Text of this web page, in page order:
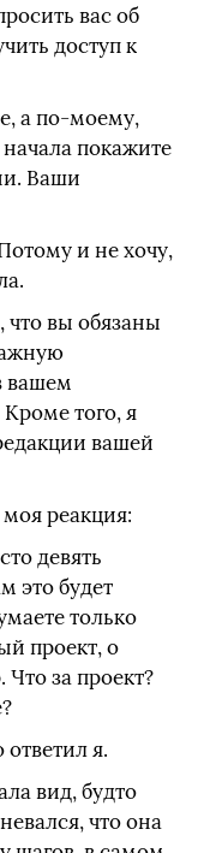
вас об
доступ к
а по-моему,
покажите
Ваши
и не хочу,
что вы обязаны
вашем
того, я
вашей
реакция:
девять
это будет
только
проект, о
за проект?
ответил я.
вид, будто
что она